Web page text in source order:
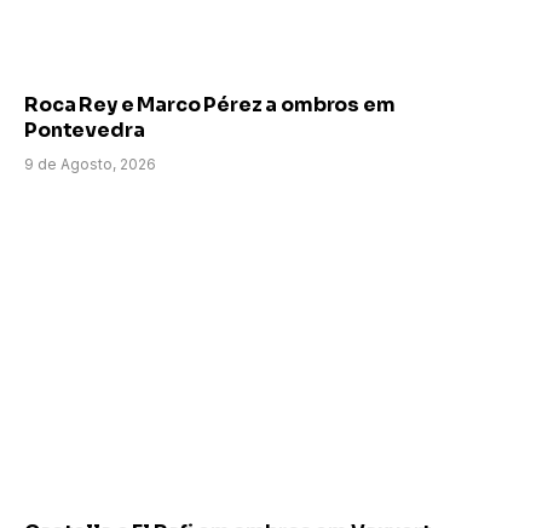
Roca Rey e Marco Pérez a ombros em
Pontevedra
9 de Agosto, 2026